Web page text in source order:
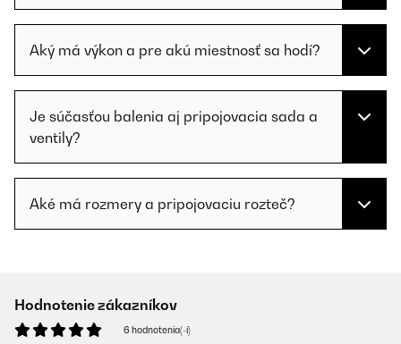
Aký má výkon a pre akú miestnosť sa hodí?
Je súčasťou balenia aj pripojovacia sada a
ventily?
Aké má rozmery a pripojovaciu rozteč?
Hodnotenie zákazníkov
6 hodnotenia(-í)